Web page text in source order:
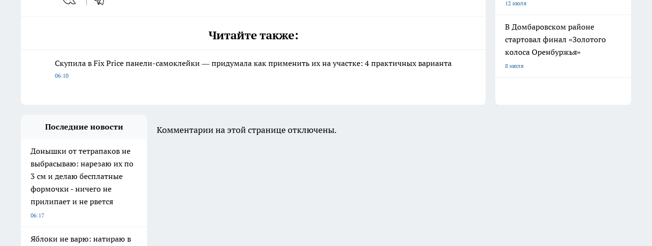
Читайте также:
Скупила в Fix Price панели-самоклейки — придумала как применить их на участке: 4 практичных варианта
06:10
12 июля
В Домбаровском районе
стартовал финал «Золотого
колоса Оренбуржья»
8 июля
Последние новости
Донышки от тетрапаков не
выбрасываю: нарезаю их по
3 см и делаю бесплатные
формочки - ничего не
прилипает и не рвется
06:17
Яблоки не варю: натираю в
Комментарии на этой странице отключены.